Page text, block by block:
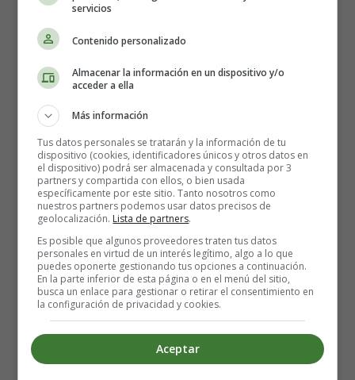
cucharadas de queso rallado: El queso de untar le
el queso rallado añadirá un sabor deliciosamente
como el queso cheddar, el queso mozzarella o el
150 ml de leche: La leche se utiliza para mezclar los
ingredientes y obtener una preparación homogénea.
Puedes utilizar leche entera o leche desnatada, según
tus preferencias.
Sal: Añade sal al gusto para realzar el sabor de los
ingredientes. Recuerda que el queso ya aporta cierta
salinidad, así que ten cuidado de no excederte.
Preparación paso a paso:
servicios
Contenido personalizado
Almacenar la información en un dispositivo y/o
acceder a ella
Más información
Tus datos personales se tratarán y la información de tu
dispositivo (cookies, identificadores únicos y otros datos en
el dispositivo) podrá ser almacenada y consultada por 3
partners y compartida con ellos, o bien usada
específicamente por este sitio. Tanto nosotros como
nuestros partners podemos usar datos precisos de
geolocalización. Lista de partners.
Es posible que algunos proveedores traten tus datos
personales en virtud de un interés legítimo, algo a lo que
puedes oponerte gestionando tus opciones a continuación.
En la parte inferior de esta página o en el menú del sitio,
busca un enlace para gestionar o retirar el consentimiento en
la configuración de privacidad y cookies.
Aceptar